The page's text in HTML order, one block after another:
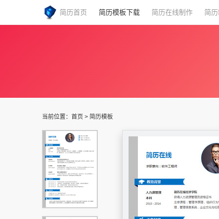
简历首页 简历模板下载 简历在线制作 简
当前位置： 首页 > 简历模板